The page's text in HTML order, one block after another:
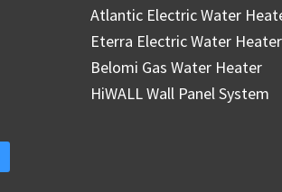
Atlantic Electric Water
Eterra Electric Water Heater
Belomi Gas Water Heater
HiWALL Wall Panel System